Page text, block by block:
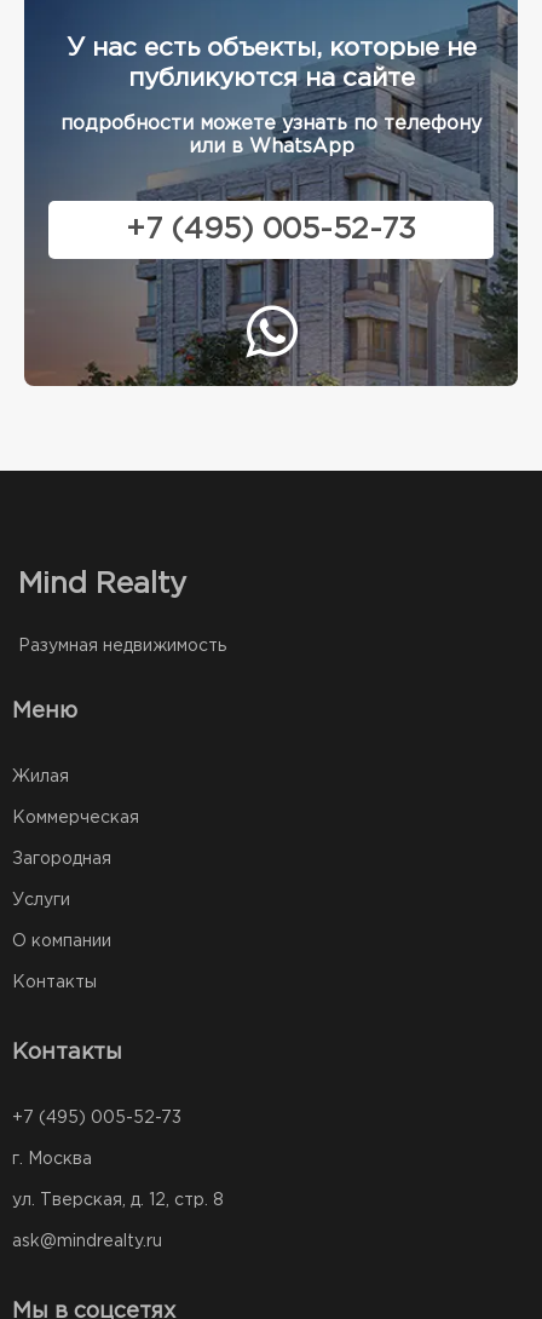
У нас есть объекты, которые не
публикуются на сайте
подробности можете узнать по телефону
или в WhatsApp
+7 (495) 005-52-73
Mind Realty
Разумная недвижимость
Меню
Жилая
Коммерческая
Загородная
Услуги
О компании
Контакты
Контакты
+7 (495) 005-52-73
г. Москва
ул. Тверская, д. 12, стр. 8
ask@mindrealty.ru
Мы в соцсетях